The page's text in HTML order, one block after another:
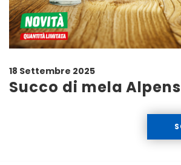
18 Settembre 2025
Succo di mela